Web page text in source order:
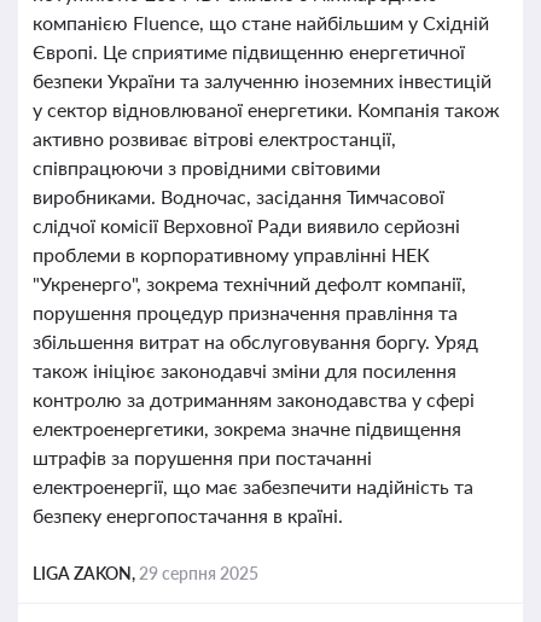
компанією Fluence, що стане найбільшим у Східній
Європі. Це сприятиме підвищенню енергетичної
безпеки України та залученню іноземних інвестицій
у сектор відновлюваної енергетики. Компанія також
активно розвиває вітрові електростанції,
співпрацюючи з провідними світовими
виробниками. Водночас, засідання Тимчасової
слідчої комісії Верховної Ради виявило серйозні
проблеми в корпоративному управлінні НЕК
"Укренерго", зокрема технічний дефолт компанії,
порушення процедур призначення правління та
збільшення витрат на обслуговування боргу. Уряд
також ініціює законодавчі зміни для посилення
контролю за дотриманням законодавства у сфері
електроенергетики, зокрема значне підвищення
штрафів за порушення при постачанні
електроенергії, що має забезпечити надійність та
безпеку енергопостачання в країні.
LIGA ZAKON, 29 серпня 2025